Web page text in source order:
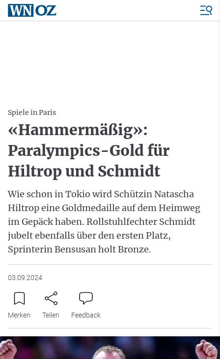
Spiele in Paris
«Hammermäßig»:
Paralympics-Gold für
Hiltrop und Schmidt
Wie schon in Tokio wird Schützin Natascha
Hiltrop eine Goldmedaille auf dem Heimweg
im Gepäck haben. Rollstuhlfechter Schmidt
jubelt ebenfalls über den ersten Platz,
Sprinterin Bensusan holt Bronze.
03.09.2024
Merken Teilen Feedback